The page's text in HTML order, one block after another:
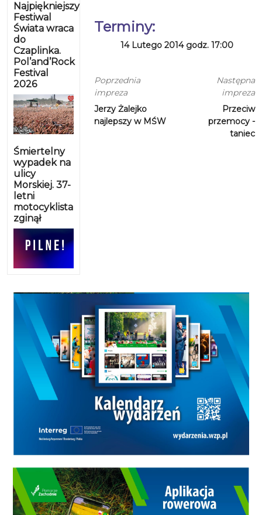
Najpiękniejszy
Festiwal
Świata wraca
do
Czaplinka.
Pol’and’Rock
Festival
2026
Śmiertelny
wypadek na
ulicy
Morskiej. 37-
letni
motocyklista
zginął
Terminy:
14 Lutego 2014 godz. 17:00
Poprzednia
impreza
Jerzy Żalejko
najlepszy w MŚW
Następna
impreza
Przeciw
przemocy -
taniec